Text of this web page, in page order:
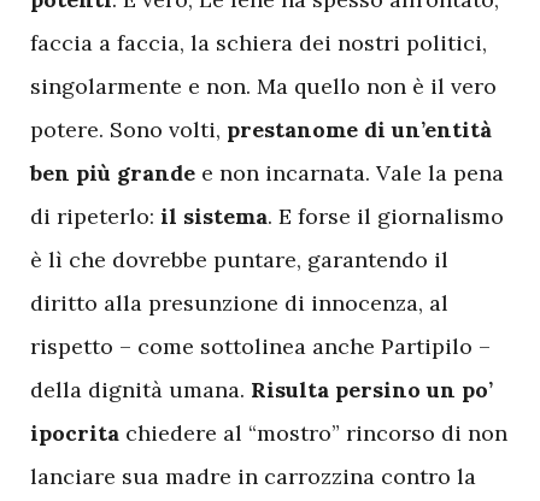
faccia a faccia, la schiera dei nostri politici,
singolarmente e non. Ma quello non è il vero
potere. Sono volti, prestanome di un’entità
ben più grande e non incarnata. Vale la pena
di ripeterlo: il sistema. E forse il giornalismo
è lì che dovrebbe puntare, garantendo il
diritto alla presunzione di innocenza, al
rispetto – come sottolinea anche Partipilo –
della dignità umana. Risulta persino un po’
ipocrita chiedere al “mostro” rincorso di non
lanciare sua madre in carrozzina contro la